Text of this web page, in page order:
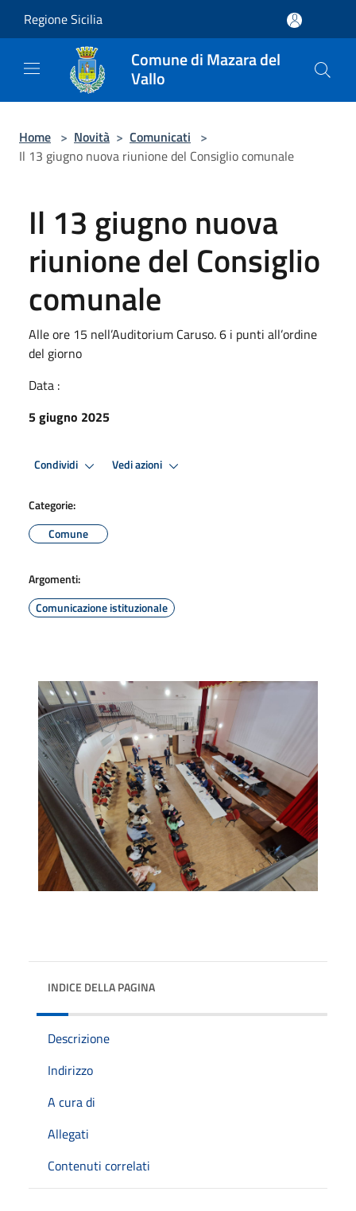
Regione Sicilia
Comune di Mazara del
Vallo
Home > Novità > Comunicati >
Il 13 giugno nuova riunione del Consiglio comunale
Il 13 giugno nuova
riunione del Consiglio
comunale
Alle ore 15 nell’Auditorium Caruso. 6 i punti all’ordine
del giorno
Data :
5 giugno 2025
Condividi Vedi azioni
Categorie:
Comune
Argomenti:
Comunicazione istituzionale
INDICE DELLA PAGINA
Descrizione
Indirizzo
A cura di
Allegati
Contenuti correlati